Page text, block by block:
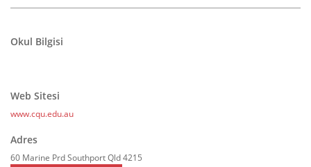
Okul Bilgisi
Web Sitesi
www.cqu.edu.au
Adres
60 Marine Prd Southport Qld 4215